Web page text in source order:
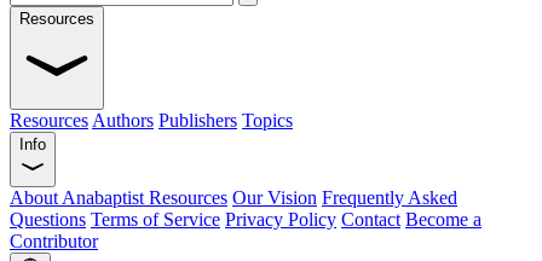
Resources
Resources Authors Publishers Topics
Info
About Anabaptist Resources Our Vision Frequently Asked
Questions Terms of Service Privacy Policy Contact Become a
Contributor